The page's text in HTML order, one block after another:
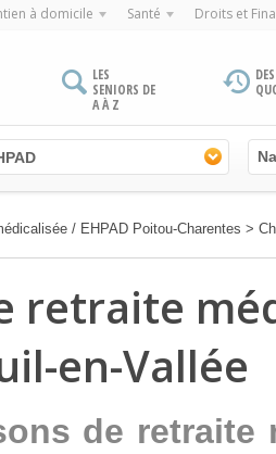
à domicile Santé Droits et
LES
SENIORS DE
A À Z
/ EHPAD Poitou-Charentes >
retraite
en-Vallée
de retraite